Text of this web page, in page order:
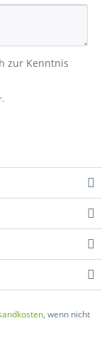
zur Kenntnis
, wenn nicht